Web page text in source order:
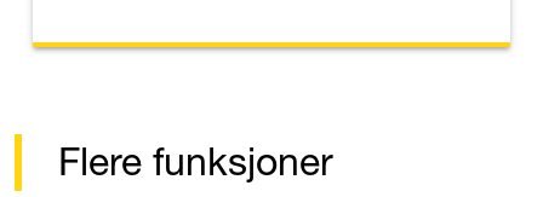
Flere funksjoner